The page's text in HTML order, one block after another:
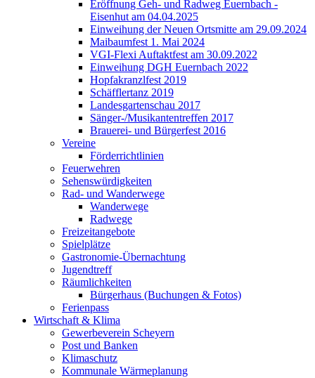
Eröffnung Geh- und Radweg Euernbach -
Eisenhut am 04.04.2025
Einweihung der Neuen Ortsmitte am 29.09.2024
Maibaumfest 1. Mai 2024
VGI-Flexi Auftaktfest am 30.09.2022
Einweihung DGH Euernbach 2022
Hopfakranzlfest 2019
Schäfflertanz 2019
Landesgartenschau 2017
Sänger-/Musikantentreffen 2017
Brauerei- und Bürgerfest 2016
Vereine
Förderrichtlinien
Feuerwehren
Sehenswürdigkeiten
Rad- und Wanderwege
Wanderwege
Radwege
Freizeitangebote
Spielplätze
Gastronomie-Übernachtung
Jugendtreff
Räumlichkeiten
Bürgerhaus (Buchungen & Fotos)
Ferienpass
Wirtschaft & Klima
Gewerbeverein Scheyern
Post und Banken
Klimaschutz
Kommunale Wärmeplanung